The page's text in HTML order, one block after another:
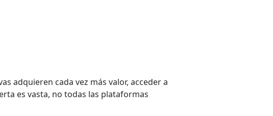
adquieren cada vez más valor, acceder a
es vasta, no todas las plataformas